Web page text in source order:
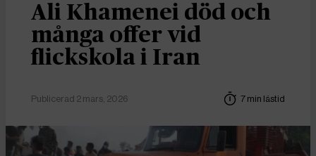
Ali Khamenei död och
många offer vid
flickskola i Iran
Publicerad 2 mars, 2026 7 min lästid